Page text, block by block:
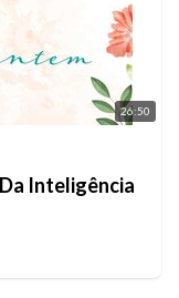
26:50
Inteligência